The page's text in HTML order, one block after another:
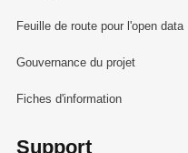
Feuille de route pour l'open data
Gouvernance du projet
Fiches d'information
Support